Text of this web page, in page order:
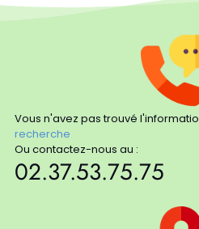
Vous n'avez pas trouvé
recherche
Ou contactez-nous au :
02.37.53.75.75